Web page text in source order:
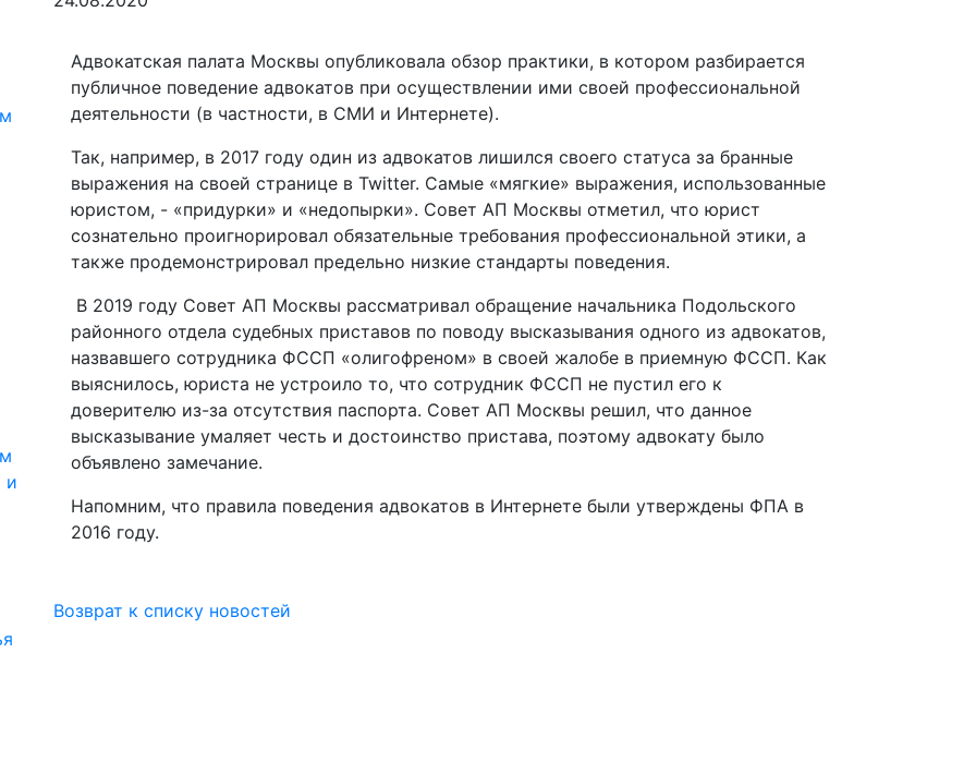
и
Адвокатская палата Москвы опубликовала обзор практики, в котором разбирается
публичное поведение адвокатов при осуществлении ими своей профессиональной
деятельности (в частности, в СМИ и Интернете).
Так, например, в 2017 году один из адвокатов лишился своего статуса за бранные
выражения на своей странице в Twitter. Самые «мягкие» выражения, использованные
юристом, - «придурки» и «недопырки». Совет АП Москвы отметил, что юрист
сознательно проигнорировал обязательные требования профессиональной этики, а
также продемонстрировал предельно низкие стандарты поведения.
В 2019 году Совет АП Москвы рассматривал обращение начальника Подольского
районного отдела судебных приставов по поводу высказывания одного из адвокатов,
назвавшего сотрудника ФССП «олигофреном» в своей жалобе в приемную ФССП. Как
выяснилось, юриста не устроило то, что сотрудник ФССП не пустил его к
доверителю из-за отсутствия паспорта. Совет АП Москвы решил, что данное
высказывание умаляет честь и достоинство пристава, поэтому адвокату было
объявлено замечание.
Напомним, что правила поведения адвокатов в Интернете были утверждены ФПА в
2016 году.
Возврат к списку новостей